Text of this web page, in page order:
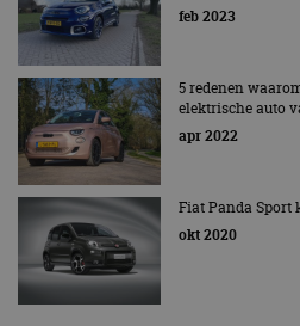
feb 2023
5 redenen
elektrische auto
apr 2022
Fiat Panda Sport
okt 2020